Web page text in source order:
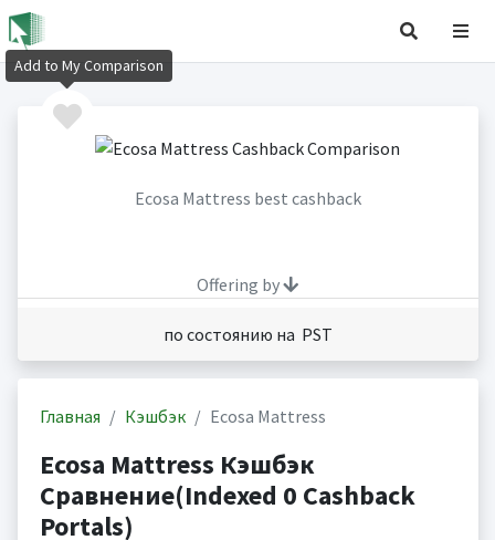
Ecosa Mattress best cashback
Offering by
по состоянию на PST
Главная Кэшбэк Ecosa Mattress
Ecosa Mattress Кэшбэк
Сравнение(Indexed 0 Cashback
Portals)
Add to My Comparison